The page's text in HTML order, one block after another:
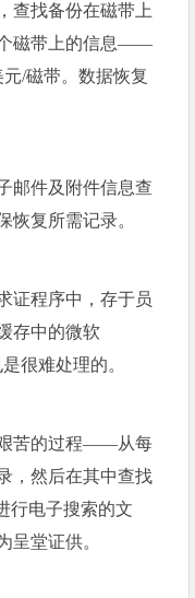
查找备份在磁带上
磁带上的信息——
/磁带。数据恢复
邮件及附件信息查
恢复所需记录。
证程序中，存于员
存中的微软
很难处理的。
艰苦的过程——从每
，然后在其中查找
行电子搜索的文
呈堂证供。